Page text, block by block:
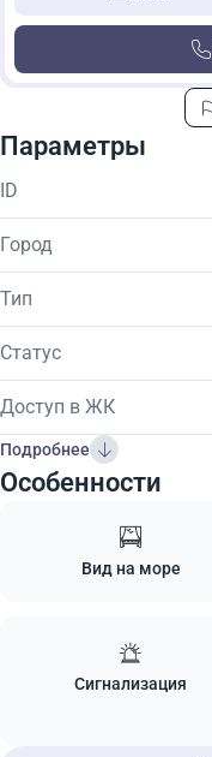
Параметры
ID
Город
Тип
Статус
Доступ в ЖК
Подробнее
Особенности
Вид на море
Сигнализация